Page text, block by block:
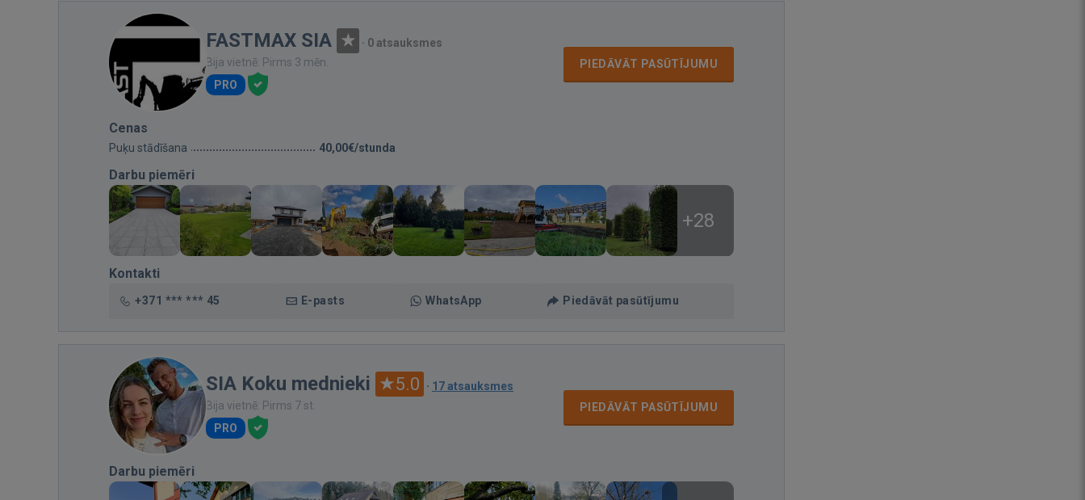
FASTMAX SIA · 0 atsauksmes
Bija vietnē: Pirms 3 mēn.
PRO
PIEDĀVĀT PASŪTĪJUMU
Cenas
Puķu stādīšana 40,00€/stunda
Darbu piemēri
+28
Kontakti
+371 *** *** 45 E-pasts WhatsApp Piedāvāt pasūtījumu
SIA Koku mednieki 5.0 · 17 atsauksmes
Bija vietnē: Pirms 7 st.
PRO
PIEDĀVĀT PASŪTĪJUMU
Darbu piemēri